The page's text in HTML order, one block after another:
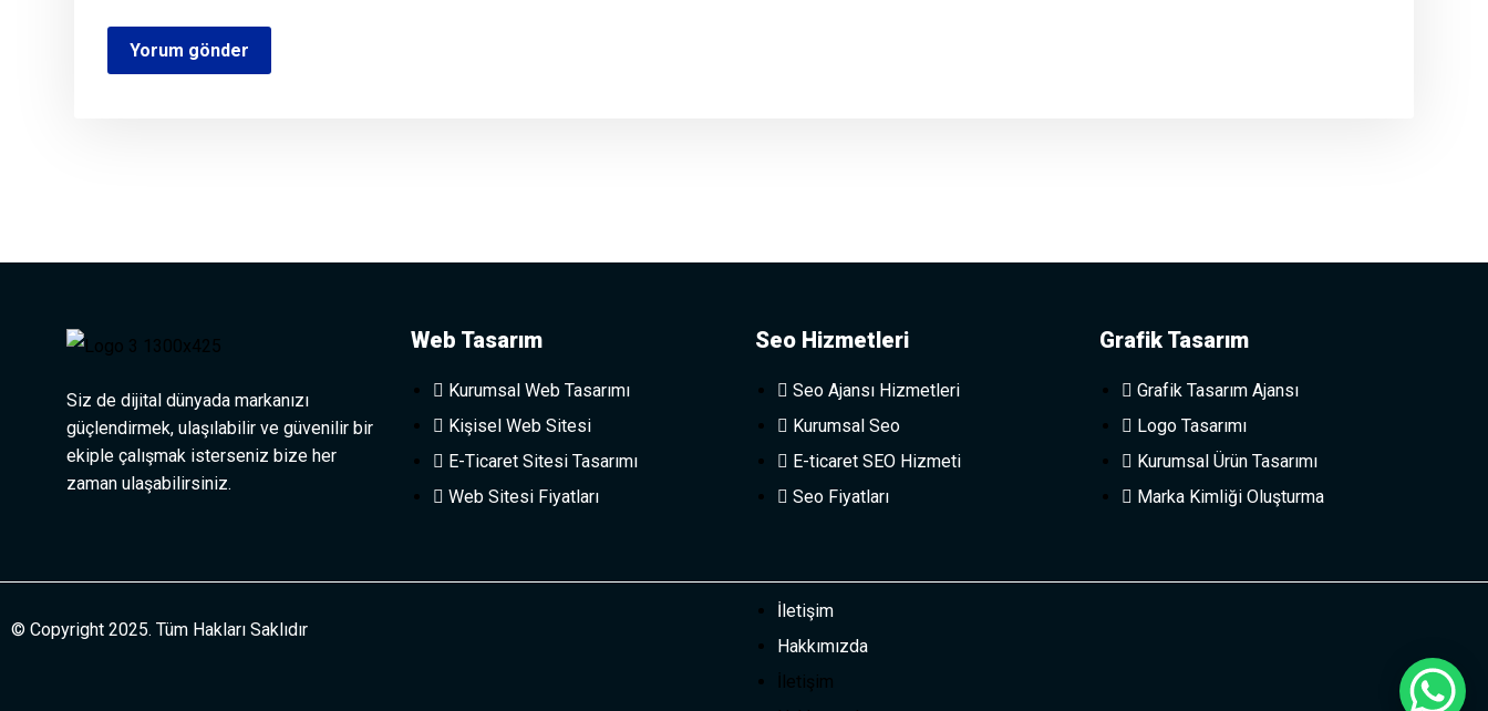
Siz de dijital dünyada markanızı
güçlendirmek, ulaşılabilir ve güvenilir bir
ekiple çalışmak isterseniz bize her
zaman ulaşabilirsiniz.
Web Tasarım
Kurumsal Web Tasarımı
Kişisel Web Sitesi
E-Ticaret Sitesi Tasarımı
Web Sitesi Fiyatları
Seo Hizmetleri
Seo Ajansı Hizmetleri
Kurumsal Seo
E-ticaret SEO Hizmeti
Seo Fiyatları
Grafik Tasarım
Grafik Tasarım Ajansı
Logo Tasarımı
Kurumsal Ürün Tasarımı
Marka Kimliği Oluşturma
© Copyright 2025. Tüm Hakları Saklıdır
İletişim
Hakkımızda
İletişim